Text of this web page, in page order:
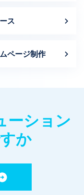
ス
ページ制作
ーション
か